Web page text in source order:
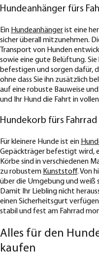
Hundeanhänger fürs
Ein Hundeanhängerist eine
sicher überall mitzunehmen.
Transport von Hunden
sowie eine gute Belüftung. Sie
befestigen und sorgen dafür,
ohne dass Sie ihn zusätzlich
auf eine robuste Bauweise
und Ihr Hund die Fahrt in
Hundekorb fürs Fahrrad
Für kleinere Hunde ist ein
Gepäckträger befestigt wird,
Körbe sind in verschiedenen
zu robustem Kunststoff. Von
über die Umgebung und weiß
Damit Ihr Liebling nicht
einen Sicherheitsgurt
stabil und fest am Fahrrad
Alles für den
kaufen